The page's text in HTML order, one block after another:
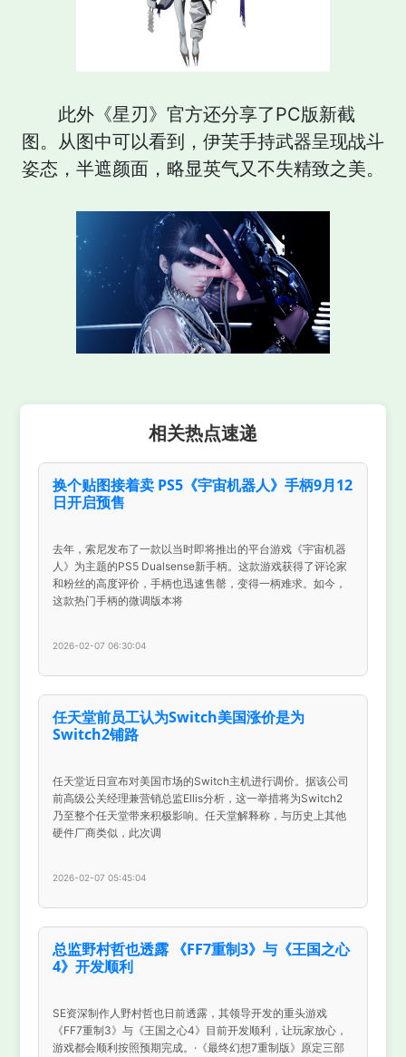
此外《星刃》官方还分享了PC版新截
图。从图中可以看到，伊芙手持武器呈现战斗
姿态，半遮颜面，略显英气又不失精致之美。
相关热点速递
换个贴图接着卖 PS5《宇宙机器人》手柄9月12
日开启预售
去年，索尼发布了一款以当时即将推出的平台游戏《宇宙机器
人》为主题的PS5 Dualsense新手柄。这款游戏获得了评论家
和粉丝的高度评价，手柄也迅速售罄，变得一柄难求。如今，
这款热门手柄的微调版本将
2026-02-07 06:30:04
任天堂前员工认为Switch美国涨价是为
Switch2铺路
任天堂近日宣布对美国市场的Switch主机进行调价。据该公司
前高级公关经理兼营销总监Ellis分析，这一举措将为Switch2
乃至整个任天堂带来积极影响。任天堂解释称，与历史上其他
硬件厂商类似，此次调
2026-02-07 05:45:04
总监野村哲也透露 《FF7重制3》与《王国之心
4》开发顺利
SE资深制作人野村哲也日前透露，其领导开发的重头游戏
《FF7重制3》与《王国之心4》目前开发顺利，让玩家放心，
游戏都会顺利按照预期完成。·《最终幻想7重制版》原定三部